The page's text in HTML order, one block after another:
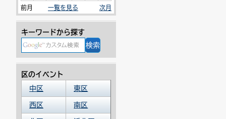
前月 一覧を見る 次月
キーワードから探す
区のイベント
中区
東区
西区 南区